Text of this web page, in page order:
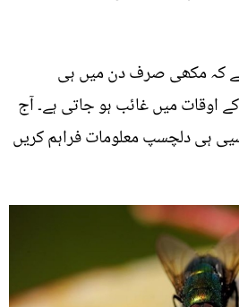
ہے کہ مکھی صرف دن میں ہی
اوقات میں غائب ہو جاتی ہے۔ آج
ہی دلچسپ معلومات فراہم کریں